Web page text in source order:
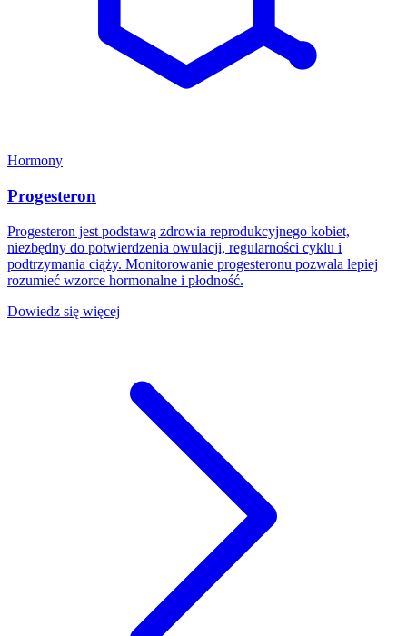
Hormony
Progesteron
Progesteron jest podstawą zdrowia reprodukcyjnego kobiet,
niezbędny do potwierdzenia owulacji, regularności cyklu i
podtrzymania ciąży. Monitorowanie progesteronu pozwala lepiej
rozumieć wzorce hormonalne i płodność.
Dowiedz się więcej